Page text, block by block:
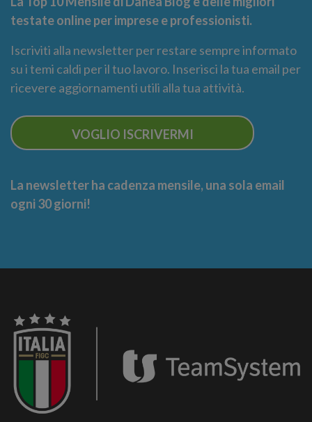
testate online per imprese e professionisti.
Iscriviti alla newsletter per restare sempre informato
su i temi caldi per il tuo lavoro. Inserisci la tua email per
ricevere aggiornamenti utili alla tua attività.
VOGLIO ISCRIVERMI
La newsletter ha cadenza mensile, una sola email
ogni 30 giorni!